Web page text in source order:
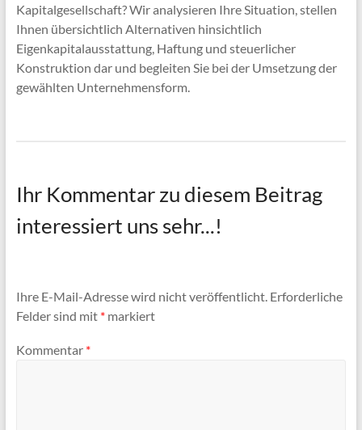
Kapitalgesellschaft? Wir analysieren Ihre Situation, stellen
Ihnen übersichtlich Alternativen hinsichtlich
Eigenkapitalausstattung, Haftung und steuerlicher
Konstruktion dar und begleiten Sie bei der Umsetzung der
gewählten Unternehmensform.
Ihr Kommentar zu diesem Beitrag
interessiert uns sehr...!
Ihre E-Mail-Adresse wird nicht veröffentlicht. Erforderliche
Felder sind mit *markiert
Kommentar *